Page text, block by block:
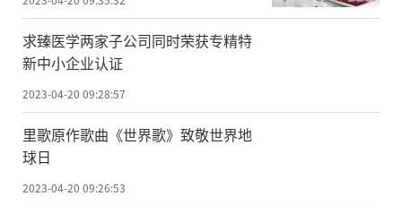
求臻医学两家子公司同时荣获专精特
新中小企业认证
2023-04-20 09:28:57
里歌原作歌曲《世界歌》致敬世界地
球日
2023-04-20 09:26:53